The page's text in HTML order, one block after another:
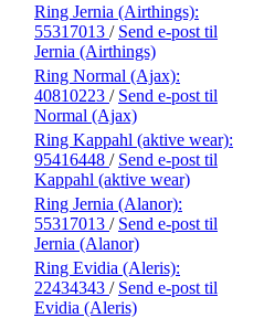
Ring Jernia (Airthings):
55317013 / Send e-post til
Jernia (Airthings)
Ring Normal (Ajax):
40810223 / Send e-post til
Normal (Ajax)
Ring Kappahl (aktive wear):
95416448 / Send e-post til
Kappahl (aktive wear)
Ring Jernia (Alanor):
55317013 / Send e-post til
Jernia (Alanor)
Ring Evidia (Aleris):
22434343 / Send e-post til
Evidia (Aleris)